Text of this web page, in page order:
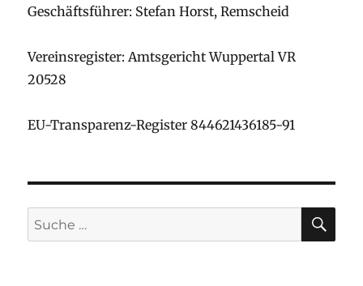
Geschäftsführer: Stefan Horst, Remscheid
Vereinsregister: Amtsgericht Wuppertal VR
20528
EU-Transparenz-Register 844621436185-91
Suche
nach: